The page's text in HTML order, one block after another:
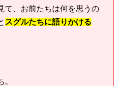
て、お前たちは何を思うの
スグルたちに語りかける